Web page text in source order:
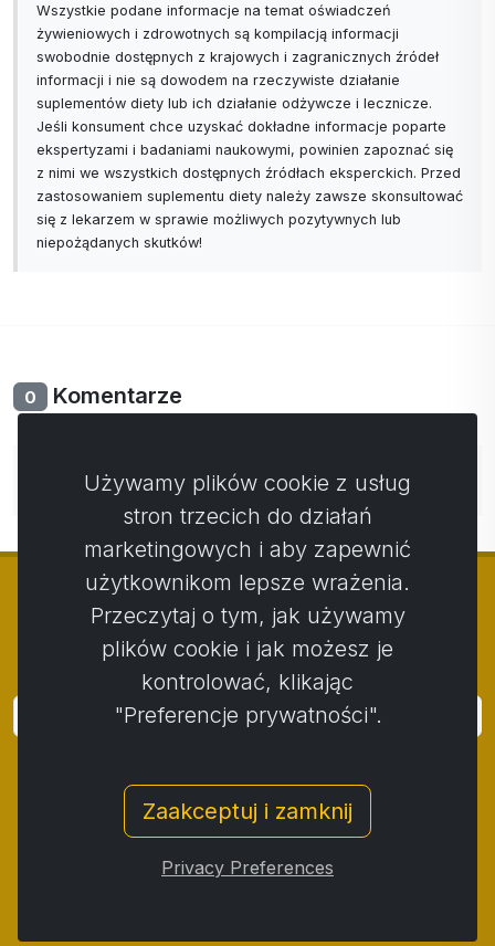
Wszystkie podane informacje na temat oświadczeń
żywieniowych i zdrowotnych są kompilacją informacji
swobodnie dostępnych z krajowych i zagranicznych źródeł
informacji i nie są dowodem na rzeczywiste działanie
suplementów diety lub ich działanie odżywcze i lecznicze.
Jeśli konsument chce uzyskać dokładne informacje poparte
ekspertyzami i badaniami naukowymi, powinien zapoznać się
z nimi we wszystkich dostępnych źródłach eksperckich. Przed
zastosowaniem suplementu diety należy zawsze skonsultować
się z lekarzem w sprawie możliwych pozytywnych lub
niepożądanych skutków!
0 Komentarze
komentarzem.
© Copyright 2014 - 2026 Activstar
Zaloguj się
Zasady i warunki / Polityka prywatności
Procedura składania skarg / Protokół reklamacji
Odstąpienie od umowy / Cookies
Używamy plików cookie z usług
stron trzecich do działań
marketingowych i aby zapewnić
użytkownikom lepsze wrażenia.
Przeczytaj o tym, jak używamy
plików cookie i jak możesz je
kontrolować, klikając
"Preferencje prywatności".
Zaakceptuj i zamknij
Privacy Preferences